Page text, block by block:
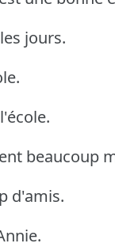
jours.
beaucoup
d'amis.